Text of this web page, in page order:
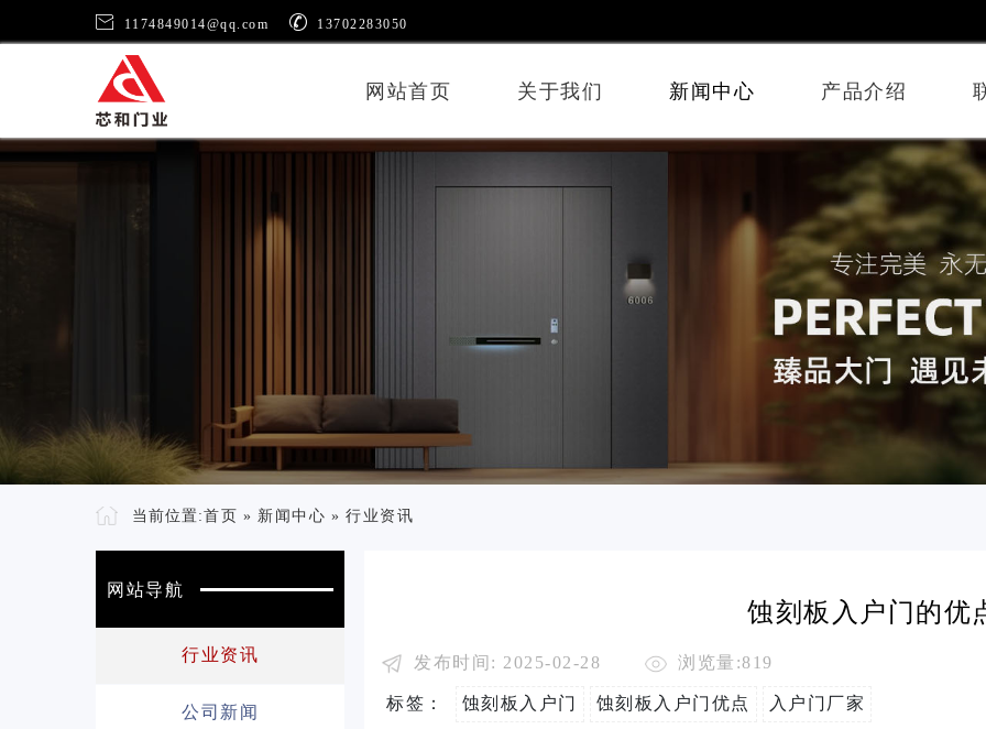
 1174849014@qq.com  13702283050
网站首页 关于我们 新闻中心 产品介绍
当前位置:首页 » 新闻中心 » 行业资讯
网站导航
行业资讯
公司新闻
蚀刻板入户门的优
发布时间: 2025-02-28 浏览量:819
标签： 蚀刻板入户门 蚀刻板入户门优点 入户门厂家